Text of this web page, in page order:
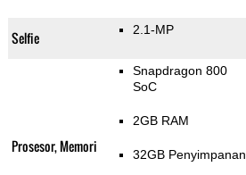
Selfie 2.1-MP
Prosesor, Memori
Snapdragon 800
SoC
2GB RAM
32GB Penyimpanan